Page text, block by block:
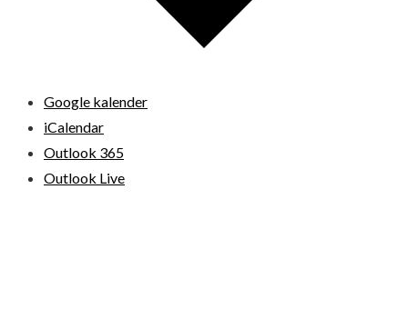
Google kalender
iCalendar
Outlook 365
Outlook Live